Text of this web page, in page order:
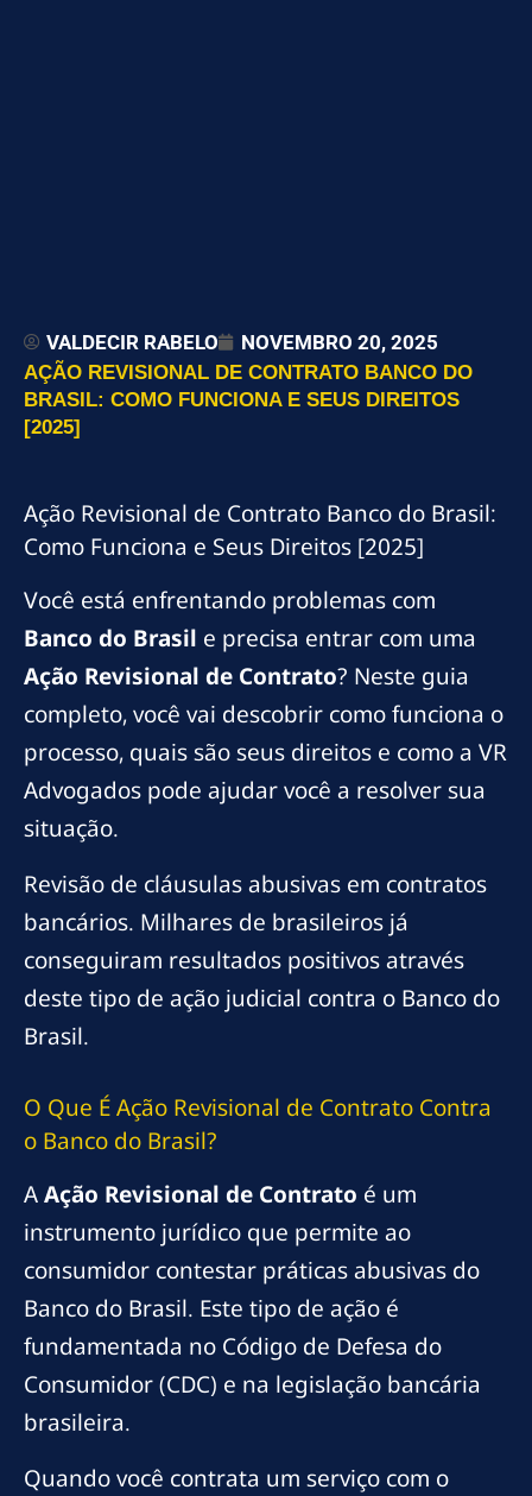
VALDECIR RABELO NOVEMBRO 20, 2025
AÇÃO REVISIONAL DE CONTRATO BANCO DO
BRASIL: COMO FUNCIONA E SEUS DIREITOS
[2025]
Ação Revisional de Contrato Banco do Brasil:
Como Funciona e Seus Direitos [2025]
Você está enfrentando problemas com
Banco do Brasil e precisa entrar com uma
Ação Revisional de Contrato? Neste guia
completo, você vai descobrir como funciona o
processo, quais são seus direitos e como a VR
Advogados pode ajudar você a resolver sua
situação.
Revisão de cláusulas abusivas em contratos
bancários. Milhares de brasileiros já
conseguiram resultados positivos através
deste tipo de ação judicial contra o Banco do
Brasil.
O Que É Ação Revisional de Contrato Contra
o Banco do Brasil?
AAção Revisional de Contrato é um
instrumento jurídico que permite ao
consumidor contestar práticas abusivas do
Banco do Brasil. Este tipo de ação é
fundamentada no Código de Defesa do
Consumidor (CDC) e na legislação bancária
brasileira.
Quando você contrata um serviço com o